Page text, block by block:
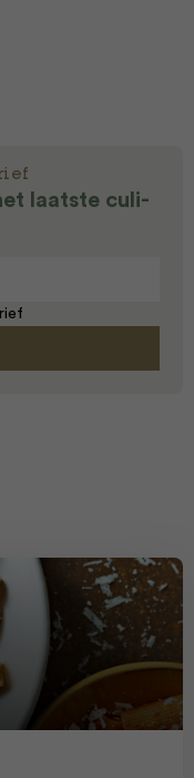
laatste culi-